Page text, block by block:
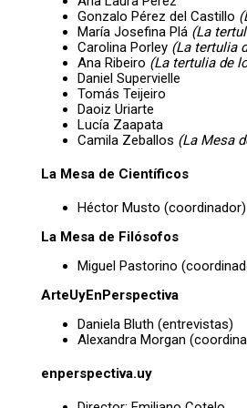
Gonzalo Pérez del Castillo
María Josefina Plá (La
Carolina Porley (La tertulia
Ana Ribeiro (La tertulia de
Daniel Supervielle
Tomás Teijeiro
Daoiz Uriarte
Lucía Zaapata
Camila Zeballos (La Mesa
La Mesa de Científicos
Héctor Musto (coordinador)
La Mesa de Filósofos
Miguel Pastorino
ArteUyEnPerspectiva
Daniela Bluth (entrevistas)
Alexandra Morgan
enperspectiva.uy